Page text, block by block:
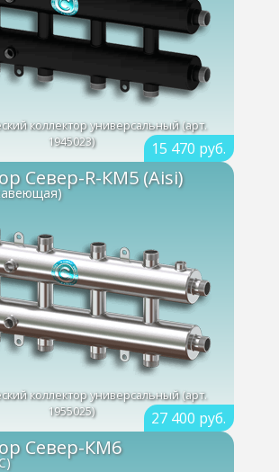
15 470 руб.
коллектор универсальный (арт.
1945023)
27 400 руб.
Север-R-КМ5 (Aisi)
коллектор универсальный (арт.
1955025)
Север-КМ6